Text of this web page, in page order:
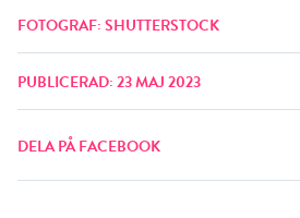
FOTOGRAF: SHUTTERSTOCK
PUBLICERAD: 23 MAJ 2023
DELA PÅ FACEBOOK